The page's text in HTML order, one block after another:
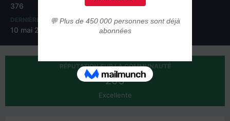
376 16 février 2016
DERNIÈRE VISITE
10 mai 2020
RÉPUTATION SUR LA COMMUNAUTÉ
203
Excellente